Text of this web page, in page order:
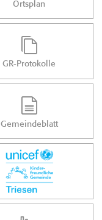
Ortsplan
GR-Protokolle
Gemeindeblatt